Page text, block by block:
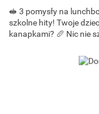
🥪 3 pomysły na
szkolne hity! Twoje
kanapkami? 🥖 Nic nie